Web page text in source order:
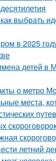
выбрать
в 2025
детей в
о метро
места,
летний